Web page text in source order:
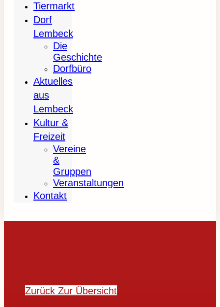
Tiermarkt
Dorf
Lembeck
Die
Geschichte
Dorfbüro
Aktuelles
aus
Lembeck
Kultur &
Freizeit
Vereine
&
Gruppen
Veranstaltungen
Kontakt
Zurück Zur Übersicht